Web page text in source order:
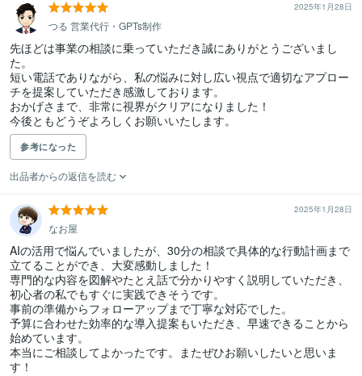
2025年1月28日
つる 営業代行・GPTs制作
先ほどは事業の相談に乗っていただき誠にありがとうございまし
た。
短い電話でありながら、私の悩みに対し広い視点で適切なアプロー
チを提案していただき感激しております。
おかげさまで、非常に視界がクリアになりました！
今後ともどうぞよろしくお願いいたします。
参考になった
出品者からの返信を読む
2025年1月28日
なお屋
AIの活用で悩んでいましたが、30分の相談で具体的な行動計画まで
立てることができ、大変感動しました！
専門的な内容を図解やたとえ話で分かりやすく説明していただき、
初心者の私でもすぐに実践できそうです。
事前の準備からフォローアップまで丁寧な対応でした。
予算に合わせた効率的な導入提案もいただき、早速できることから
始めています。
本当にご相談してよかったです。またぜひお願いしたいと思いま
す！